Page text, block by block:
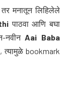
तर मनातून लिहिलेले
पाठवा आणि बघा
नवीनAai Baba
त्यामुळे bookmark